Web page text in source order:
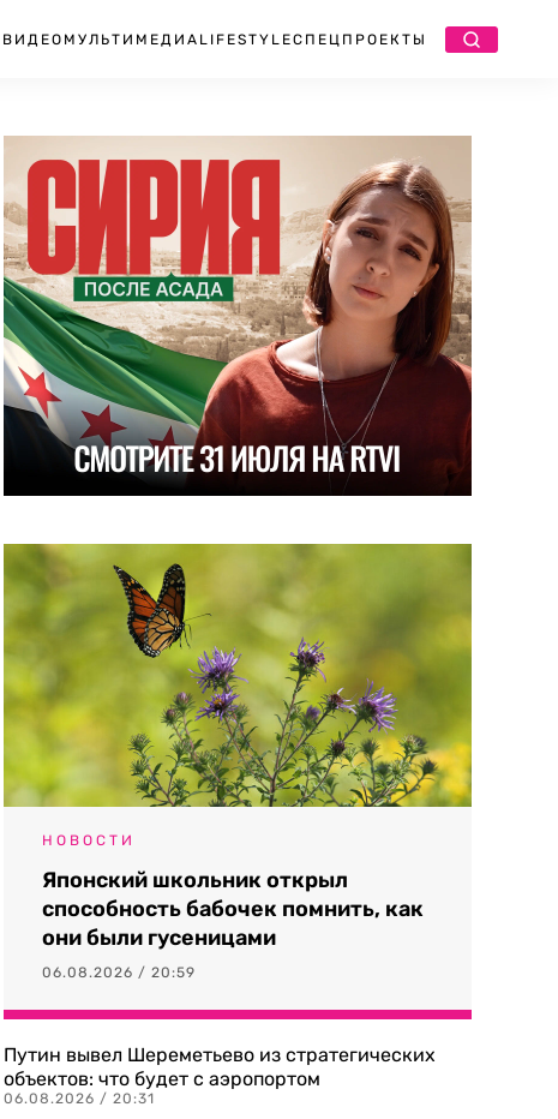
ВИДЕО МУЛЬТИМЕДИА LIFESTYLEСПЕЦПРОЕКТЫ
НОВОСТИ
Японский школьник открыл
способность бабочек помнить, как
они были гусеницами
06.08.2026 / 20:59
Путин вывел Шереметьево из стратегических
объектов: что будет с аэропортом
06.08.2026 / 20:31